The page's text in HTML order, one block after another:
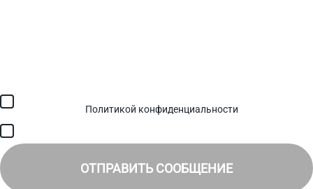
Политикой конфиденциальности
ОТПРАВИТЬ СООБЩЕНИЕ